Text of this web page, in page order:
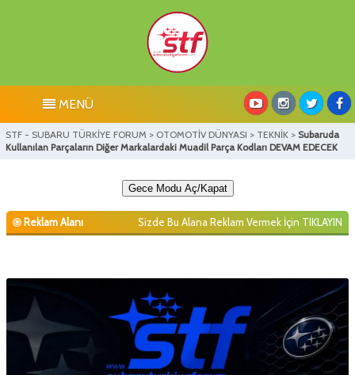
MENÜ
STF - SUBARU TÜRKİYE FORUM > OTOMOTİV DÜNYASI > TEKNİK > Subaruda
Kullanılan Parçaların Diğer Markalardaki Muadil Parça Kodları DEVAM EDECEK
Gece Modu Aç/Kapat
Reklam Alanı Sizde Bu Alana Reklam Vermek İçin TIKLAYIN